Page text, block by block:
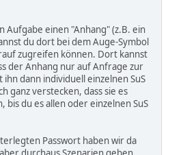
Aufgabe einen "Anhang" (z.B. ein
du dort bei dem Auge-Symbol
zugreifen können. Dort kannst
der Anhang nur auf Anfrage zur
dann individuell einzelnen SuS
ganz verstecken, dass sie es
bis du es allen oder einzelnen SuS
Passwort haben wir da